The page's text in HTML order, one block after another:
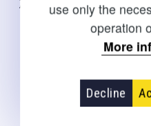
use only the
operation
More
Decline
λάστιχου και λαβή χρωμίου
10 kg -90456-
€